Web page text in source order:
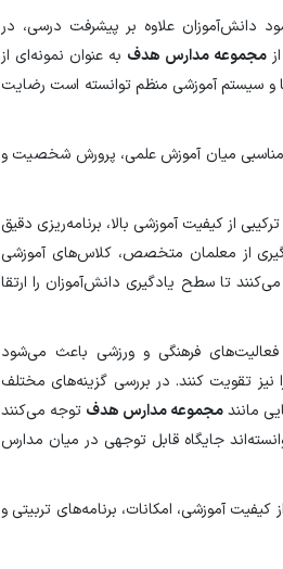
دانش‌آموزان علاوه بر پیشرفت درسی، در
مجموعه مدارس هدف به عنوان نمونه‌ای از
و سیستم آموزشی منظم توانسته است رضایت
مناسبی میان آموزش علمی، پرورش شخصیت و
از کیفیت آموزشی بالا، برنامه‌ریزی دقیق
از معلمان متخصص، کلاس‌های آموزشی
تا سطح یادگیری دانش‌آموزان را ارتقا
فعالیت‌های فرهنگی و ورزشی باعث می‌شود
تقویت کنند. در بررسی گزینه‌های مختلف
مانندمجموعه مدارس هدف توجه می‌کنند
جایگاه قابل توجهی در میان مدارس
آموزشی، امکانات، برنامه‌های تربیتی و